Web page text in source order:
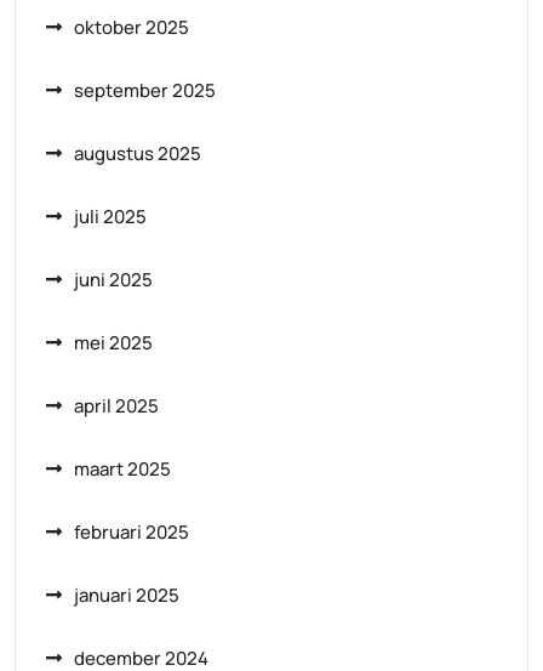
oktober 2025
september 2025
augustus 2025
juli 2025
juni 2025
mei 2025
april 2025
maart 2025
februari 2025
januari 2025
december 2024